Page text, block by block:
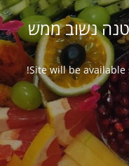
נשוב ממש
Site will be available